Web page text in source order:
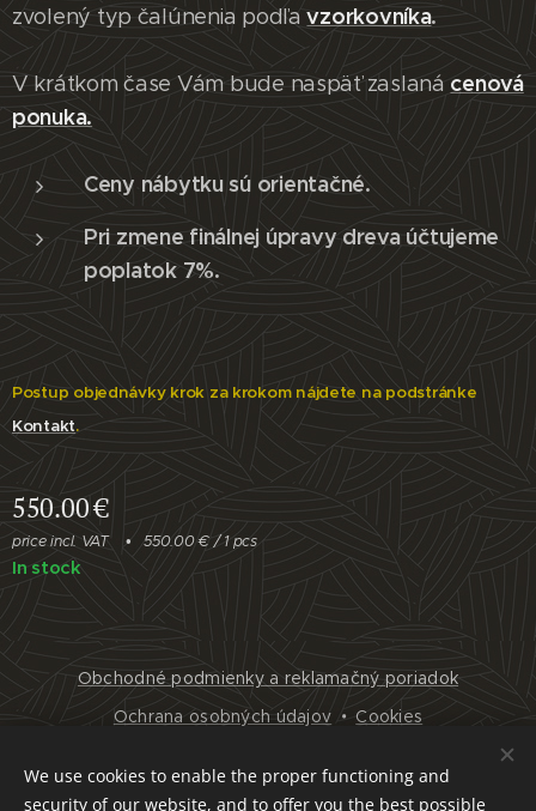
zvolený typ čalúnenia podľavzorkovníka.
V krátkom čase Vám bude naspäť zaslaná cenová
ponuka.
Ceny nábytku sú orientačné.
Pri zmene finálnej úpravy dreva účtujeme
poplatok 7%.
Postup objednávky krok za krokom nájdete na podstránke
Kontakt.
550.00€
price incl. VAT 550.00 € / 1 pcs
In stock
Obchodné podmienky a reklamačný poriadok
Ochrana osobných údajov
Cookies
Languages
Slovenčina
English
We use cookies to enable the proper functioning and
security of our website, and to offer you the best possible